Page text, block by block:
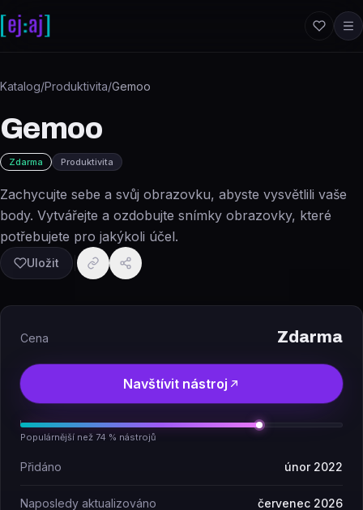
Katalog/Produktivita/Gemoo
Gemoo
Zdarma Produktivita
Zachycujte sebe a svůj obrazovku, abyste vysvětlili vaše
body. Vytvářejte a ozdobujte snímky obrazovky, které
potřebujete pro jakýkoli účel.
Uložit
Cena Zdarma
Navštívit nástroj
Populárnější než 74 % nástrojů
Přidáno únor 2022
Naposledy aktualizováno červenec 2026